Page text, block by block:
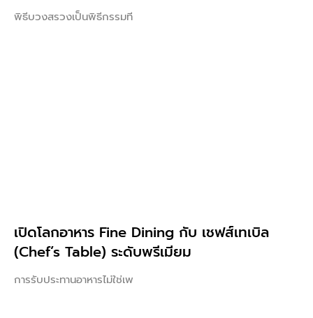
พิธีบวงสรวงเป็นพิธีกรรมที
เปิดโลกอาหาร Fine Dining กับ เชฟส์เทเบิล
(Chef’s Table) ระดับพรีเมียม
การรับประทานอาหารไม่ใช่เพ